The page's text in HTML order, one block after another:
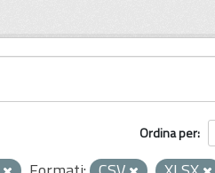
Ordina per